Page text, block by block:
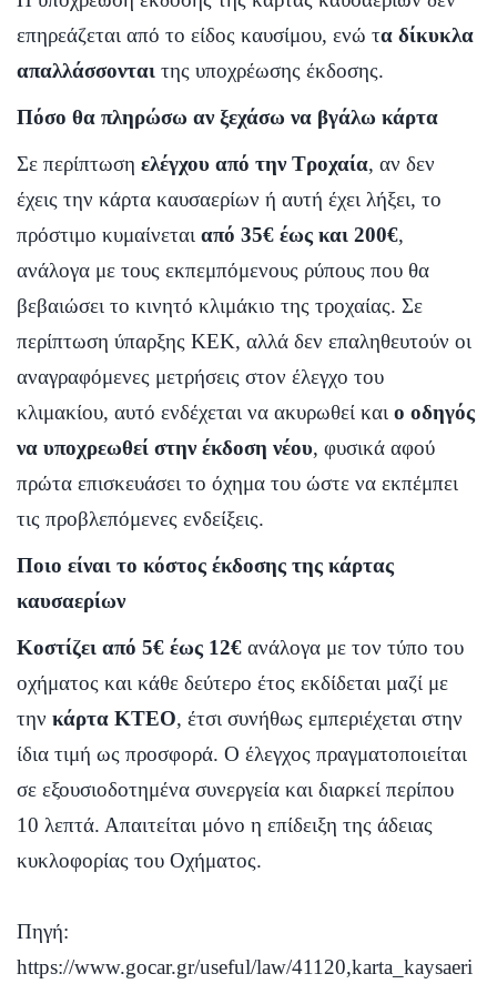
επηρεάζεται από το είδος καυσίμου, ενώ τα δίκυκλα
απαλλάσσονται της υποχρέωσης έκδοσης.
Πόσο θα πληρώσω αν ξεχάσω να βγάλω κάρτα
Σε περίπτωση ελέγχου από την Τροχαία, αν δεν
έχεις την κάρτα καυσαερίων ή αυτή έχει λήξει, το
πρόστιμο κυμαίνεται από 35€ έως και 200€,
ανάλογα με τους εκπεμπόμενους ρύπους που θα
βεβαιώσει το κινητό κλιμάκιο της τροχαίας. Σε
περίπτωση ύπαρξης ΚΕΚ, αλλά δεν επαληθευτούν οι
αναγραφόμενες μετρήσεις στον έλεγχο του
κλιμακίου, αυτό ενδέχεται να ακυρωθεί και ο οδηγός
να υποχρεωθεί στην έκδοση νέου, φυσικά αφού
πρώτα επισκευάσει το όχημα του ώστε να εκπέμπει
τις προβλεπόμενες ενδείξεις.
Ποιο είναι το κόστος έκδοσης της κάρτας
καυσαερίων
Κοστίζει από 5€ έως 12€ ανάλογα με τον τύπο του
οχήματος και κάθε δεύτερο έτος εκδίδεται μαζί με
την κάρτα ΚΤΕΟ, έτσι συνήθως εμπεριέχεται στην
ίδια τιμή ως προσφορά. Ο έλεγχος πραγματοποιείται
σε εξουσιοδοτημένα συνεργεία και διαρκεί περίπου
10 λεπτά. Απαιτείται μόνο η επίδειξη της άδειας
κυκλοφορίας του Οχήματος.
Πηγή:
https://www.gocar.gr/useful/law/41120,karta_kaysaeri